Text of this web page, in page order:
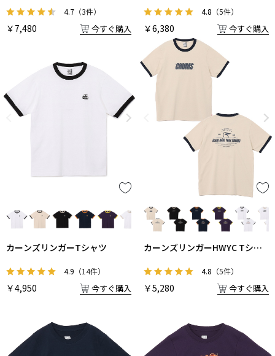
4.7 （3件）
￥7,480 今すぐ購入
4.8 （5件）
￥6,380 今すぐ購入
カーンズリンガーTシャツ
4.9 （14件）
￥4,950 今すぐ購入
カーンズリンガーHWYC Tシャ
4.8 （5件）
￥5,280 今すぐ購入